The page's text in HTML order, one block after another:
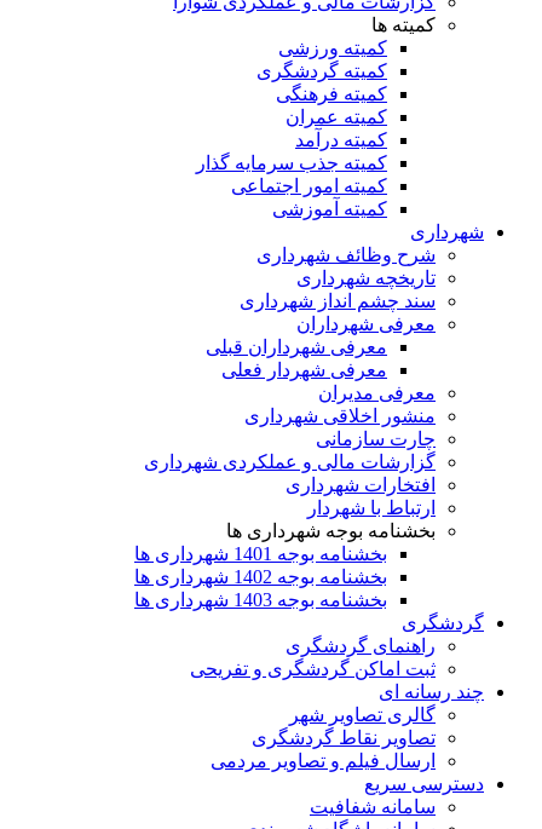
کمیته ها
کمیته ورزشی
کمیته گردشگری
کمیته فرهنگی
کمیته عمران
کمیته درآمد
کمیته جذب سرمایه گذار
کمیته امور اجتماعی
کمیته آموزشی
شهرداری
شرح وظائف شهرداری
تاریخچه شهرداری
سند چشم انداز شهرداری
معرفی شهرداران
معرفی شهرداران قبلی
معرفی شهردار فعلی
معرفی مدیران
منشور اخلاقی شهرداری
چارت سازمانی
گزارشات مالی و عملکردی شهرداری
افتخارات شهرداری
ارتباط با شهردار
بخشنامه بوجه شهرداری ها
بخشنامه بوجه 1401 شهرداری ها
بخشنامه بوجه 1402 شهرداری ها
بخشنامه بوجه 1403 شهرداری ها
گردشگری
راهنمای گردشگری
ثبت اماکن گردشگری و تفریحی
چند رسانه ای
گالری تصاویر شهر
تصاویر نقاط گردشگری
ارسال فیلم و تصاویر مردمی
دسترسی سریع
سامانه شفافیت